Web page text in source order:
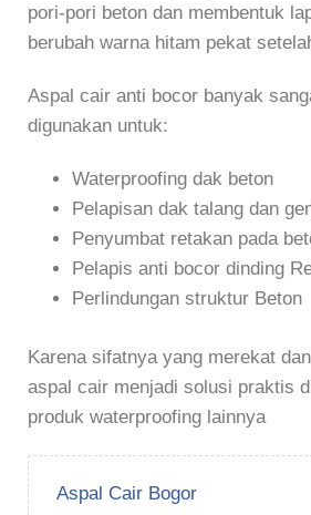
pori-pori beton dan membentuk
berubah warna hitam pekat
Aspal cair anti bocor banyak
digunakan untuk:
Waterproofing dak beton
Pelapisan dak talang dan
Penyumbat retakan pada
Pelapis anti bocor dinding
Perlindungan struktur Beton
Karena sifatnya yang merekat
aspal cair menjadi solusi praktis
produk waterproofing lainnya
Aspal Cair Bogor